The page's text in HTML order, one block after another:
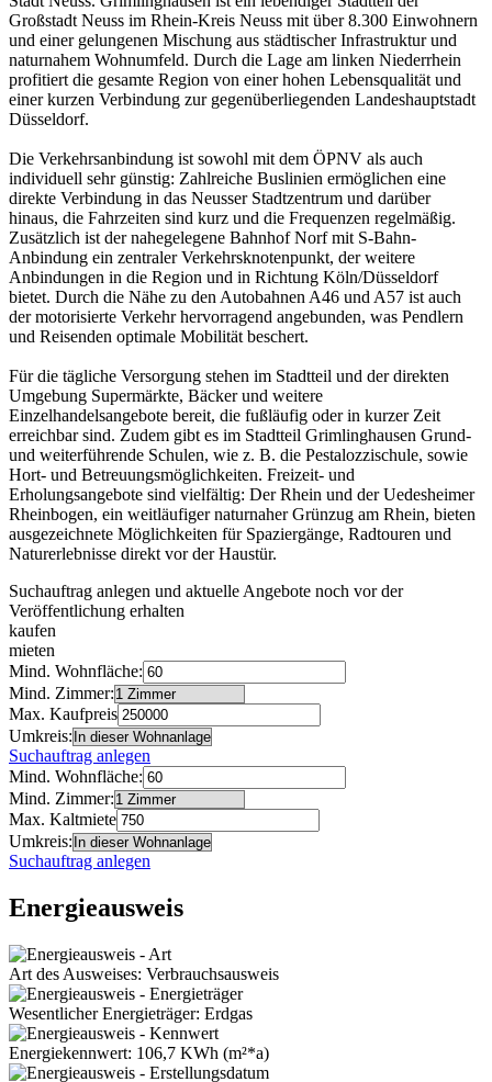
Großstadt Neuss im Rhein-Kreis Neuss mit über 8.300 Einwohnern
und einer gelungenen Mischung aus städtischer Infrastruktur und
naturnahem Wohnumfeld. Durch die Lage am linken Niederrhein
profitiert die gesamte Region von einer hohen Lebensqualität und
einer kurzen Verbindung zur gegenüberliegenden Landeshauptstadt
Düsseldorf.
Die Verkehrsanbindung ist sowohl mit dem ÖPNV als auch
individuell sehr günstig: Zahlreiche Buslinien ermöglichen eine
direkte Verbindung in das Neusser Stadtzentrum und darüber
hinaus, die Fahrzeiten sind kurz und die Frequenzen regelmäßig.
Zusätzlich ist der nahegelegene Bahnhof Norf mit S-Bahn-
Anbindung ein zentraler Verkehrsknotenpunkt, der weitere
Anbindungen in die Region und in Richtung Köln/Düsseldorf
bietet. Durch die Nähe zu den Autobahnen A46 und A57 ist auch
der motorisierte Verkehr hervorragend angebunden, was Pendlern
und Reisenden optimale Mobilität beschert.
Für die tägliche Versorgung stehen im Stadtteil und der direkten
Umgebung Supermärkte, Bäcker und weitere
Einzelhandelsangebote bereit, die fußläufig oder in kurzer Zeit
erreichbar sind. Zudem gibt es im Stadtteil Grimlinghausen Grund-
und weiterführende Schulen, wie z. B. die Pestalozzischule, sowie
Hort- und Betreuungsmöglichkeiten. Freizeit- und
Erholungsangebote sind vielfältig: Der Rhein und der Uedesheimer
Rheinbogen, ein weitläufiger naturnaher Grünzug am Rhein, bieten
ausgezeichnete Möglichkeiten für Spaziergänge, Radtouren und
Naturerlebnisse direkt vor der Haustür.
Suchauftrag anlegen und aktuelle Angebote noch vor der
Veröffentlichung erhalten
kaufen
mieten
Mind. Wohnfläche:
Mind. Zimmer:
Max. Kaufpreis
Umkreis:
Suchauftrag anlegen
Mind. Wohnfläche:
Mind. Zimmer:
Max. Kaltmiete
Umkreis:
Suchauftrag anlegen
Energieausweis
Art des Ausweises: Verbrauchsausweis
Wesentlicher Energieträger: Erdgas
Energiekennwert: 106,7 KWh (m²*a)